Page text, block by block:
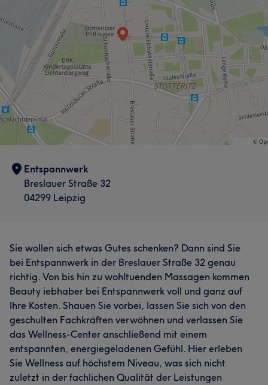
Entspannwerk
Breslauer Straße 32
04299 Leipzig
Sie wollen sich etwas Gutes schenken? Dann sind Sie
bei Entspannwerk in der Breslauer Straße 32 genau
richtig. Von bis hin zu wohltuenden Massagen kommen
Beauty iebhaber bei Entspannwerk voll und ganz auf
Ihre Kosten. Shauen Sie vorbei, lassen Sie sich von den
geschulten Fachkräften verwöhnen und verlassen Sie
das Wellness-Center anschließend mit einem
entspannten, energiegeladenen Gefühl. Hier erleben
Sie Wellness auf höchstem Niveau, was sich nicht
zuletzt in der fachlichen Qualität der Leistungen